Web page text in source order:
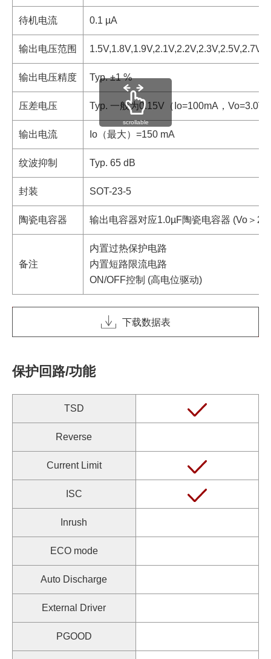
待机电流 0.1 µA
输出电压范围
输出电压精度 Typ. ±1 %
压差电压 Typ. 一般为0.15V（Io=100mA，Vo=3.0V
输出电流 Io（最大）=150 mA
纹波抑制 Typ. 65 dB
封装 SOT-23-5
陶瓷电容器 输出电容器对应1.0µF陶瓷电容器 (Vo＞
备注
内置过热保护电路
内置短路限流电路
ON/OFF控制 (高电位驱动)
scrollable
下载数据表
保护回路/功能
TSD
Reverse
Current Limit
ISC
Inrush
ECO mode
Auto Discharge
External Driver
PGOOD